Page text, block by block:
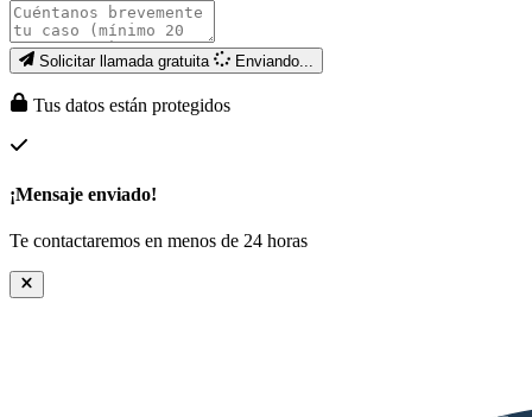
Solicitar llamada gratuita Enviando...
Tus datos están protegidos
¡Mensaje enviado!
Te contactaremos en menos de 24 horas